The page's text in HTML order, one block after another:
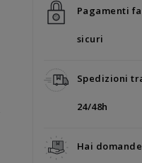
Pagamenti
sicuri
Spedizioni
24/48h
Hai